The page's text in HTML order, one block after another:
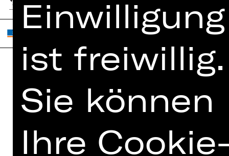
Spielplan
Künstler*innen
Newsletter
Kartenkauf
Interner Bereich
AGB
Einwilligung
ist freiwillig.
Sie können
Ihre